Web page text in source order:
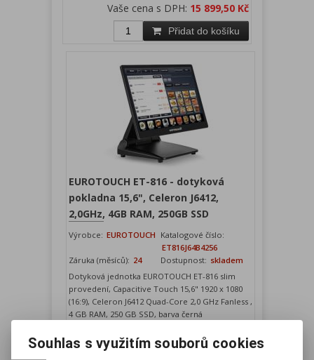
Vaše cena s DPH: 15 899,50 Kč
Přidat do košíku
EUROTOUCH ET-816 - dotyková
pokladna 15,6", Celeron J6412,
2,0GHz, 4GB RAM, 250GB SSD
Výrobce: EUROTOUCH Katalogové číslo:
ET816J64B4256
Záruka (měsíců): 24 Dostupnost: skladem
Dotyková jednotka EUROTOUCH ET-816 slim
provedení, Capacitive Touch 15,6" 1920 x 1080
(16:9), Celeron J6412 Quad-Core 2,0 GHz Fanless ,
4 GB RAM, 250 GB SSD, barva černá
Vaše cena s DPH: 16 480 Kč
Souhlas s využitím souborů cookies